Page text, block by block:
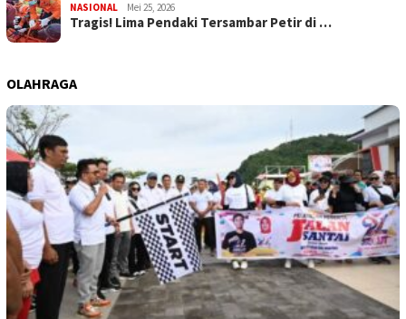
NASIONAL Mei 25, 2026
Tragis! Lima Pendaki Tersambar Petir di …
OLAHRAGA